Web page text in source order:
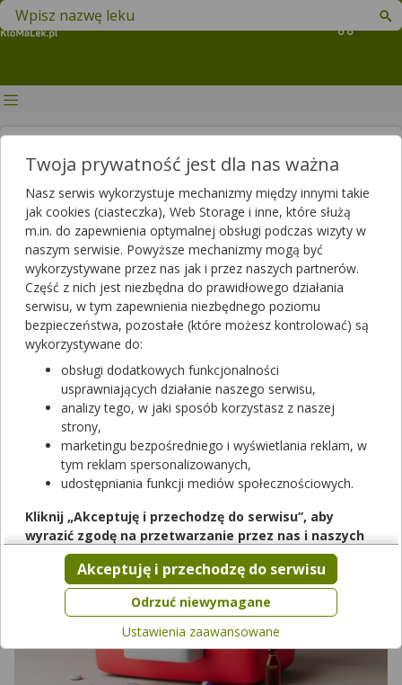
Koszyk
Znajdź lek w swojej okolicy
Których leków może zabraknąć
w aptekach? (lipiec 2023 r.)
Publikacja: 2023-08-03 16:27 Aktualizacja: 2025-06-03 14:20
Od 26 lipca obowiązuje znowelizowany wykaz produktów
leczniczych, środków spożywczych specjalnego przeznaczenia
żywieniowego oraz wyrobów medycznych zagrożonych brakiem
dostępności na terytorium Polski. Lista ta aktualizowana jest co
dwa miesiące lub częściej, jeśli zachodzi taka potrzeba. Jak
lipcowy wykaz zmienił się względem listy opublikowanej w
maju?
Autor
Artykuł rekomendowany przez:
magister farmacji Bartłomiej Łuczyński
Twoja prywatność jest dla nas ważna
Nasz serwis wykorzystuje mechanizmy między innymi takie
jak cookies (ciasteczka), Web Storage i inne, które służą
m.in. do zapewnienia optymalnej obsługi podczas wizyty w
naszym serwisie. Powyższe mechanizmy mogą być
wykorzystywane przez nas jak i przez naszych partnerów.
Część z nich jest niezbędna do prawidłowego działania
serwisu, w tym zapewnienia niezbędnego poziomu
bezpieczeństwa, pozostałe (które możesz kontrolować) są
wykorzystywane do:
obsługi dodatkowych funkcjonalności
usprawniających działanie naszego serwisu,
analizy tego, w jaki sposób korzystasz z naszej
strony,
marketingu bezpośredniego i wyświetlania reklam, w
tym reklam spersonalizowanych,
udostępniania funkcji mediów społecznościowych.
Kliknij „Akceptuję i przechodzę do serwisu”, aby
wyrazić zgodę na przetwarzanie przez nas i naszych
partnerów Twoich danych w powyższych celach.
Pamiętaj, że wyrażenie zgody jest dobrowolne, a wyrażoną
zgodę możesz w każdej chwili cofnąć, możesz też wycofać
zgodę na przetwarzanie Twoich danych tylko w niektórych
celach. Jeżeli chcesz dowiedzieć się więcej lub chcesz
przeprowadzić konfigurację szczegółową, to możesz tego
dokonać za pomocą „Ustawień zaawansowanych”.
Odrzuć niewymagane
Akceptuję i przechodzę do serwisu
Ustawienia zaawansowane